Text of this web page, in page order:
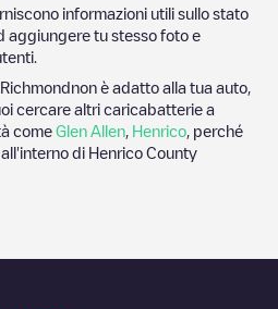
informazioni utili sullo stato
aggiungere tu stesso foto e
Richmondnon è adatto alla tua auto,
cercare altri caricabatterie a
come Glen Allen Henrico , perché
di Henrico County